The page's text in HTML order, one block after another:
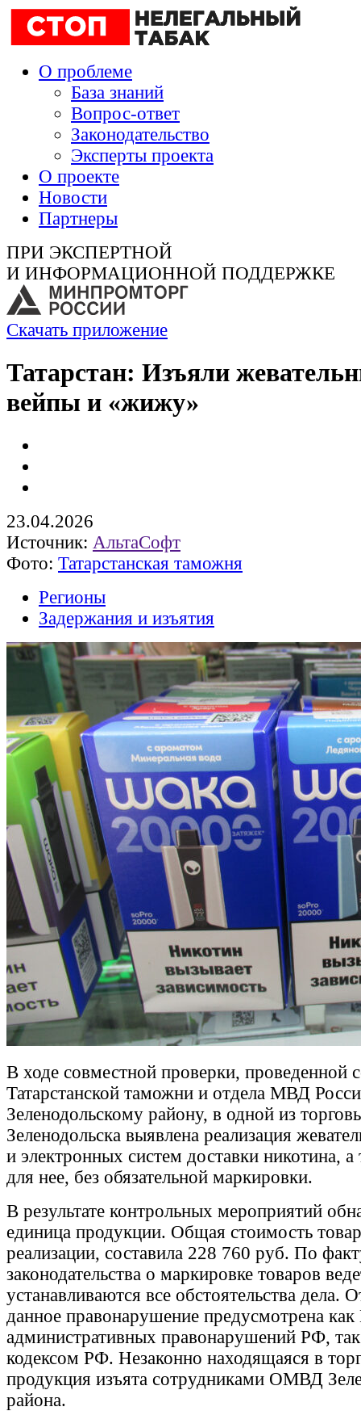
О проблеме
База знаний
Вопрос-ответ
Законодательство
Эксперты проекта
О проекте
Новости
Партнеры
ПРИ ЭКСПЕРТНОЙ
И ИНФОРМАЦИОННОЙ ПОДДЕРЖКЕ
Скачать приложение
Татарстан: Изъяли
вейпы и «жижу»
23.04.2026
Источник: АльтаСофт
Фото: Татарстанская таможня
Регионы
Задержания и изъятия
В ходе совместной проверки, проведенной
Татарстанской таможни и отдела МВД
Зеленодольскому району, в одной из
Зеленодольска выявлена реализация
и электронных систем доставки никотина,
для нее, без обязательной маркировки.
В результате контрольных мероприятий
единица продукции. Общая стоимость
реализации, составила 228 760 руб. По
законодательства о маркировке товаров
устанавливаются все обстоятельства дела.
данное правонарушение предусмотрена
административных правонарушений РФ,
кодексом РФ. Незаконно находящаяся в
продукция изъята сотрудниками ОМВД
района.